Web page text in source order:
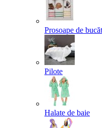
Prosoape de
Pilote
Halate de baie